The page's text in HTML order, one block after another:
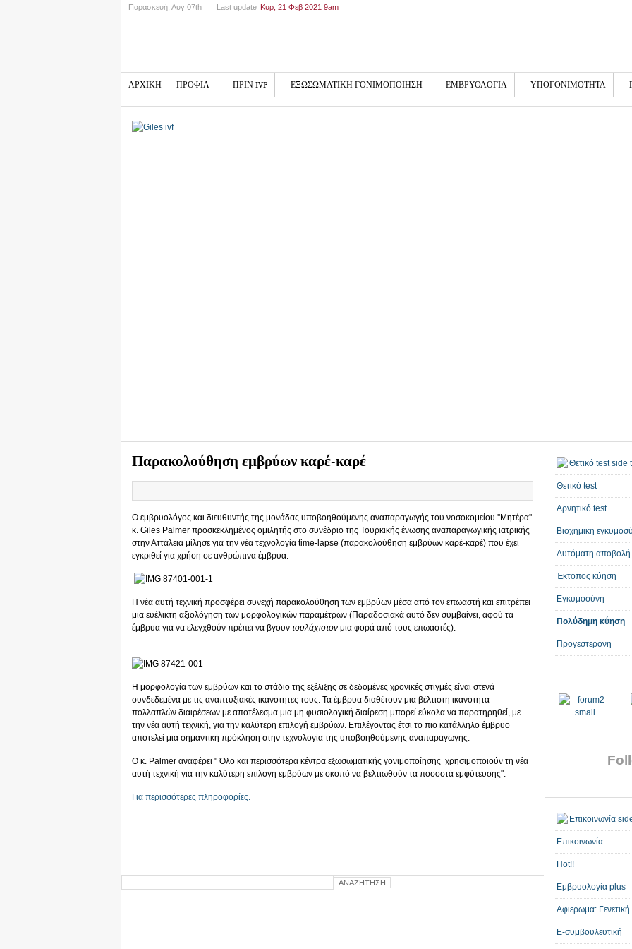
Παρασκευή , Αυγ 07th Last update Κυρ, 21 Φεβ 2021 9am
ΑΡΧΙΚΗ ΠΡΟΦΙΛ ΠΡΙΝ IVF ΕΞΩΣΩΜΑΤΙΚΗ ΓΟΝΙΜΟΠΟΙΗΣΗ ΕΜΒΡΥΟΛΟΓΙΑ ΥΠΟΓΟΝΙΜΟΤΗΤΑ
Παρακολούθηση εμβρύων καρέ-καρέ
Ο εμβρυολόγος και διευθυντής της μονάδας υποβοηθούμενης αναπαραγωγής του νοσοκομείου ''Μητέρα''
κ. Giles Palmer προσκεκλημένος ομιλητής στο συνέδριο της Τουρκικής ένωσης αναπαραγωγικής ιατρικής
στην Αττάλεια μίλησε για την νέα τεχνολογία time-lapse (παρακολούθηση εμβρύων καρέ-καρέ) που έχει
εγκριθεί για χρήση σε ανθρώπινα έμβρυα.
Η νέα αυτή τεχνική προσφέρει συνεχή παρακολούθηση των εμβρύων μέσα από τον επωαστή και επιτρέπει
μια ευέλικτη αξιολόγηση των μορφολογικών παραμέτρων (Παραδοσιακά αυτό δεν συμβαίνει, αφού τα
έμβρυα για να ελεγχθούν πρέπει να βγουν τουλάχιστον μια φορά από τους επωαστές).
Η μορφολογία των εμβρύων και το στάδιο της εξέλιξης σε δεδομένες χρονικές στιγμές είναι στενά
συνδεδεμένα με τις αναπτυξιακές ικανότητες τους. Τα έμβρυα διαθέτουν μια βέλτιστη ικανότητα
πολλαπλών διαιρέσεων με αποτέλεσμα μια μη φυσιολογική διαίρεση μπορεί εύκολα να παρατηρηθεί, με
την νέα αυτή τεχνική, για την καλύτερη επιλογή εμβρύων. Επιλέγοντας έτσι το πιο κατάλληλο έμβρυο
αποτελεί μια σημαντική πρόκληση στην τεχνολογία της υποβοηθούμενης αναπαραγωγής.
Ο κ. Palmer αναφέρει " Όλο και περισσότερα κέντρα εξωσωματικής γονιμοποίησης χρησιμοποιούν τη νέα
αυτή τεχνική για την καλύτερη επιλογή εμβρύων με σκοπό να βελτιωθούν τα ποσοστά εμφύτευσης".
Για περισσότερες πληροφορίες.
Θετικό test
Αρνητικό test
Βιοχημική
Αυτόματη αποβολή
Έκτοπος κύηση
Εγκυμοσύνη
Πολύδημη κύηση
Προγεστερόνη
Επικοινωνία
Hot!!
Εμβρυολογία plus
Αφιερωμα: Γενετική
E-συμβουλευτική